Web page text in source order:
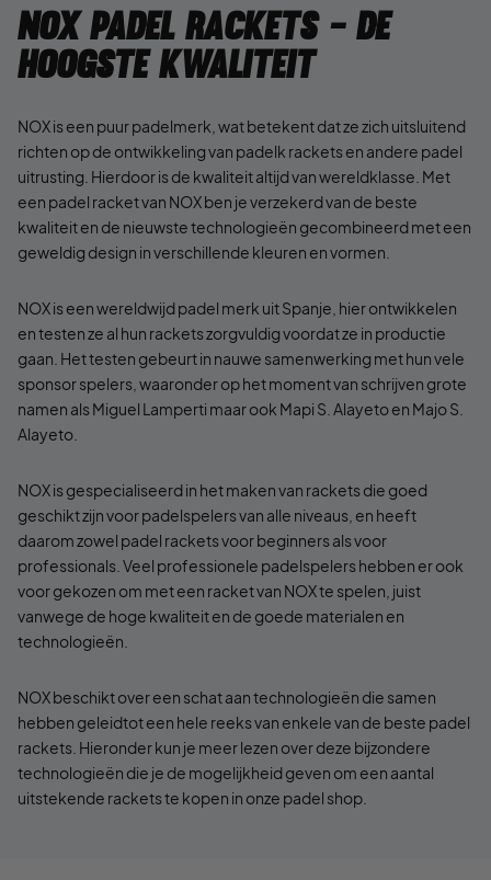
NOX Padel Rackets - De
hoogste kwaliteit
NOX is een puur padelmerk, wat betekent dat ze zich uitsluitend
richten op de ontwikkeling van padelk rackets en andere padel
uitrusting. Hierdoor is de kwaliteit altijd van wereldklasse. Met
een padel racket van NOX ben je verzekerd van de beste
kwaliteit en de nieuwste technologieën gecombineerd met een
geweldig design in verschillende kleuren en vormen.
NOX is een wereldwijd padel merk uit Spanje, hier ontwikkelen
en testen ze al hun rackets zorgvuldig voordat ze in productie
gaan. Het testen gebeurt in nauwe samenwerking met hun vele
sponsor spelers, waaronder op het moment van schrijven grote
namen als Miguel Lamperti maar ook Mapi S. Alayeto en Majo S.
Alayeto.
NOX is gespecialiseerd in het maken van rackets die goed
geschikt zijn voor padelspelers van alle niveaus, en heeft
daarom zowel padel rackets voor beginners als voor
professionals. Veel professionele padelspelers hebben er ook
voor gekozen om met een racket van NOX te spelen, juist
vanwege de hoge kwaliteit en de goede materialen en
technologieën.
NOX beschikt over een schat aan technologieën die samen
hebben geleidtot een hele reeks van enkele van de beste padel
rackets. Hieronder kun je meer lezen over deze bijzondere
technologieën die je de mogelijkheid geven om een aantal
uitstekende rackets te kopen in onze padel shop.